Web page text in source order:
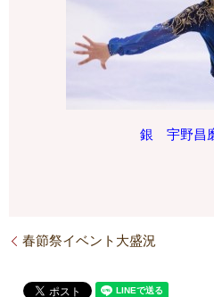
銀 宇野昌
春節祭イベント大盛況